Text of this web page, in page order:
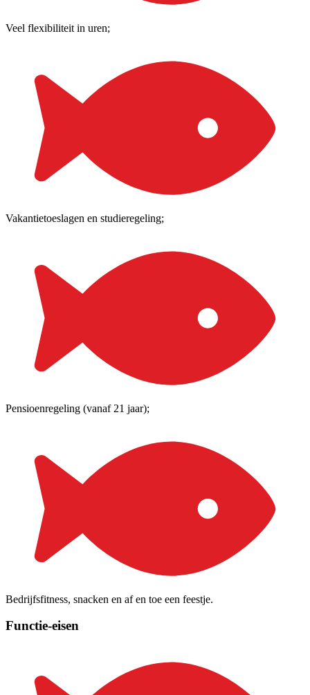
Veel flexibiliteit in uren;
Vakantietoeslagen en studieregeling;
Pensioenregeling (vanaf 21 jaar);
Bedrijfsfitness, snacken en af en toe een feestje.
Functie-eisen